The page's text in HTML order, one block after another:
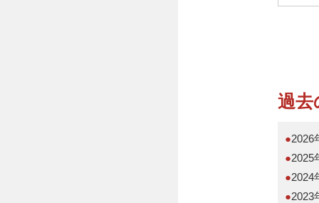
過去
●
●
●
●